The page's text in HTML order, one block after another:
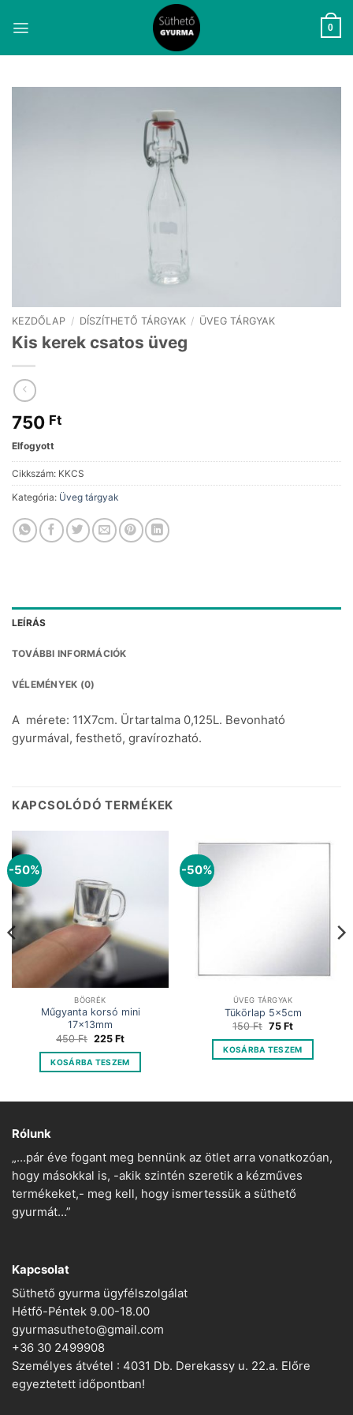
0
KEZDŐLAP / DÍSZÍTHETŐ TÁRGYAK / ÜVEG TÁRGYAK
Kis kerek csatos üveg
750 Ft
Elfogyott
Cikkszám: KKCS
Kategória: Üveg tárgyak
LEÍRÁS
TOVÁBBI INFORMÁCIÓK
VÉLEMÉNYEK (0)
A mérete: 11X7cm. Ürtartalma 0,125L. Bevonható
gyurmával, festhető, gravírozható.
KAPCSOLÓDÓ TERMÉKEK
-50%
BÖGRÉK
Műgyanta korsó mini
17x13mm
450Ft Original
was:
450 Ft.
225 FtCurrent
is:
225 Ft.
KOSÁRBA TESZEM
-50%
ÜVEG TÁRGYAK
Tükörlap 5x5cm
150Ft Original
was:
150 Ft.
75 FtCurrent
is:
75 Ft.
KOSÁRBA TESZEM
Rólunk
„…pár éve fogant meg bennünk az ötlet arra vonatkozóan,
hogy másokkal is, -akik szintén szeretik a kézműves
termékeket,- meg kell, hogy ismertessük a süthető
gyurmát…”
Kapcsolat
Süthető gyurma ügyfélszolgálat
Hétfő-Péntek 9.00-18.00
gyurmasutheto@gmail.com
+36 30 2499908
Személyes átvétel : 4031 Db. Derekassy u. 22.a. Előre
egyeztetett időpontban!